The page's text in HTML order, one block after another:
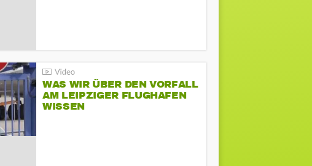
WAS WIR ÜBER DEN VORFALL
AM LEIPZIGER FLUGHAFEN
WISSEN